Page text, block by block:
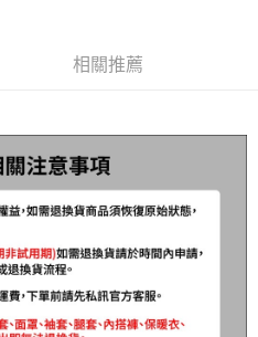
料之確認、核對及更正。
support/home
資料，並將交易相關給付款項請求債
以下網址：
理人或監護人之同意方可使用
者引起之損失，本公司不負相關責
據個別帳號之用戶狀況，依本公司即
聯繫客服）
上)免運費
聯繫客服）
相關推薦